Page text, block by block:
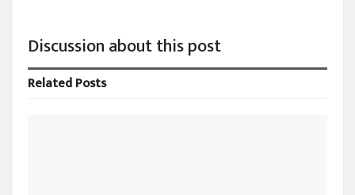
Discussion about this post
RelatedPosts